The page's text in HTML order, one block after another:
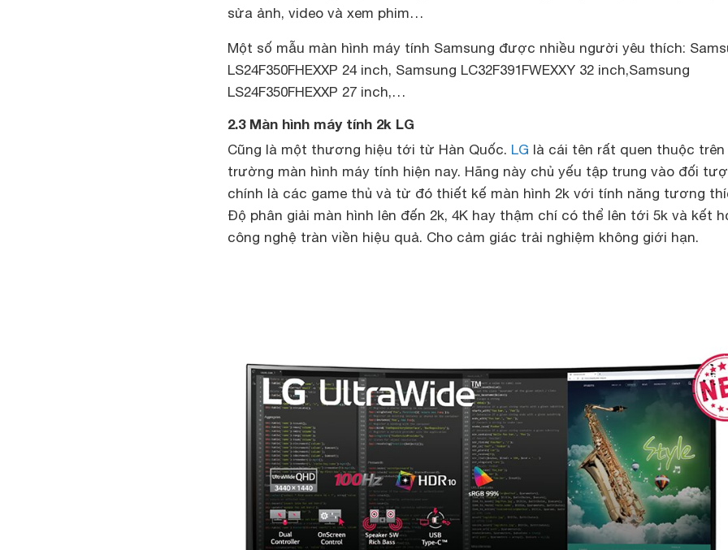
sửa ảnh, video và xem phim…
Một số mẫu màn hình máy tính Samsung được nhiều người yêu thích:
LS24F350FHEXXP 24 inch, Samsung LC32F391FWEXXY 32 inch,Samsung
LS24F350FHEXXP 27 inch,…
2.3 Màn hình máy tính 2k LG
Cũng là một thương hiệu tới từ Hàn Quốc. LG là cái tên rất quen thuộc trên
trường màn hình máy tính hiện nay. Hãng này chủ yếu tập trung vào đối
chính là các game thủ và từ đó thiết kế màn hình 2k với tính năng tương
Độ phân giải màn hình lên đến 2k, 4K hay thậm chí có thể lên tới 5k và kết
công nghệ tràn viền hiệu quả. Cho cảm giác trải nghiệm không giới hạn.